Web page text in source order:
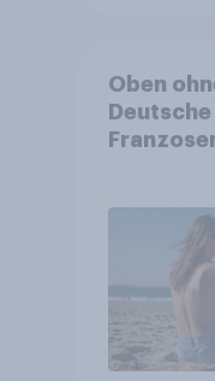
Oben